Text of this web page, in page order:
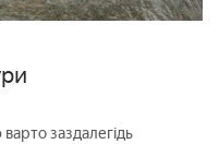
заздалегідь